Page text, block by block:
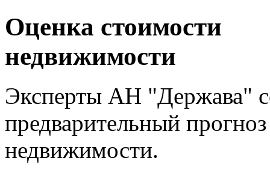
Оценка стоимости
недвижимости
Эксперты АН "Держава"
предварительный
недвижимости.